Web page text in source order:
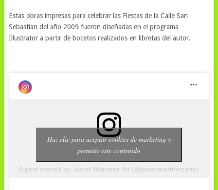
Estas obras impresas para celebrar las Fiestas de la Calle San
Sebastian del año 2009 fueron diseñadas en el programa
Illustrator a partir de bocetos realizados en libretas del autor.
A post shared by Javier Martinez Art (@javiermartinezarte)
Haz clic para aceptar cookies de marketing y
permitir este contenido